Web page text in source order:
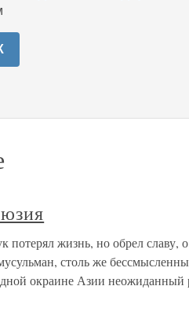
жизнь, но обрел славу,
столь же
окраине Азии неожиданный